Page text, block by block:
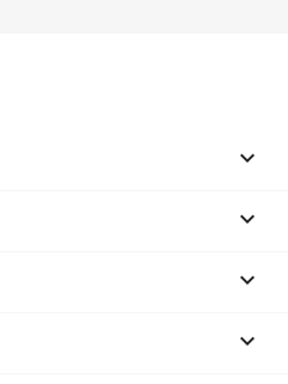



keyboard_arrow_down